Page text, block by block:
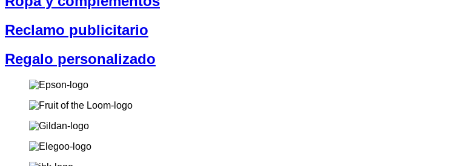
Reclamo publicitario
Regalo personalizado